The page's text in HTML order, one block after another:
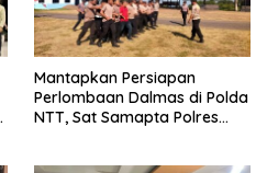
Mantapkan Persiapan
Perlombaan Dalmas di Polda
NTT, Sat Samapta Polres